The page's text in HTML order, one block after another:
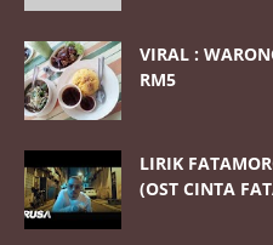
VIRAL :
RM5
LIRIK
(OST CINTA